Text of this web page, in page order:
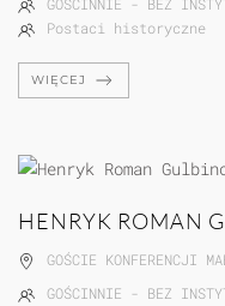
GOŚCINNIE - BEZ
Postaci historyczne
WIĘCEJ
HENRYK ROMAN
GOŚCIE KONFERENCJI
GOŚCINNIE - BEZ